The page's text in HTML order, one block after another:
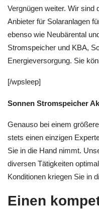
Vergnügen weiter. Wir sind
Anbieter für Solaranlagen
ebenso wie Neubärental
Stromspeicher und KBA,
Energieversorgung. Sie
[/wpsleep]
Sonnen Stromspeicher
Genauso bei einem
stets einen einzigen
Sie in die Hand nimmt.
diversen Tätigkeiten
Konditionen kriegen Sie in
Einen